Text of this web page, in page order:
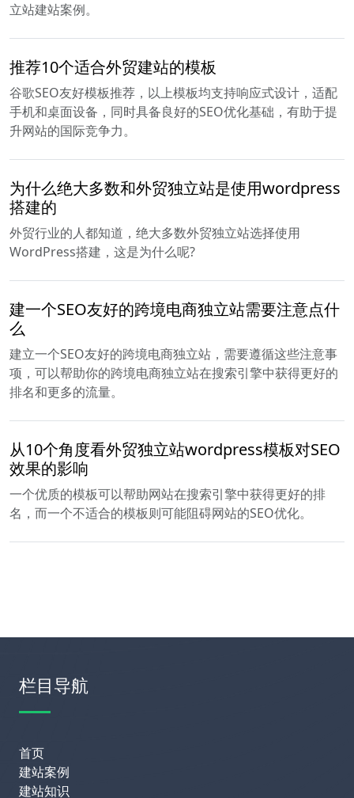
立站建站案例。
推荐10个适合外贸建站的模板
谷歌SEO友好模板推荐，以上模板均支持响应式设计，适配
手机和桌面设备，同时具备良好的SEO优化基础，有助于提
升网站的国际竞争力。
为什么绝大多数和外贸独立站是使用wordpress
搭建的
外贸行业的人都知道，绝大多数外贸独立站选择使用
WordPress搭建，这是为什么呢?
建一个SEO友好的跨境电商独立站需要注意点什
么
建立一个SEO友好的跨境电商独立站，需要遵循这些注意事
项，可以帮助你的跨境电商独立站在搜索引擎中获得更好的
排名和更多的流量。
从10个角度看外贸独立站wordpress模板对SEO
效果的影响
一个优质的模板可以帮助网站在搜索引擎中获得更好的排
名，而一个不适合的模板则可能阻碍网站的SEO优化。
栏目导航
首页
建站案例
建站知识